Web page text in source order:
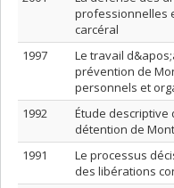
professionnelles
carcéral
1997
Le travail
prévention de
personnels et
1992
Étude descriptive
détention de
1991
Le processus
des libérations